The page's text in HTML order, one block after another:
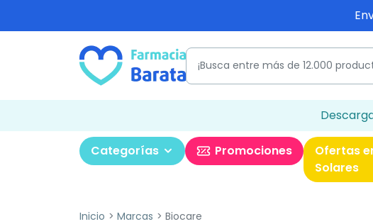
Categorías Promociones
Ofertas
Solares
Inicio Marcas Biocare